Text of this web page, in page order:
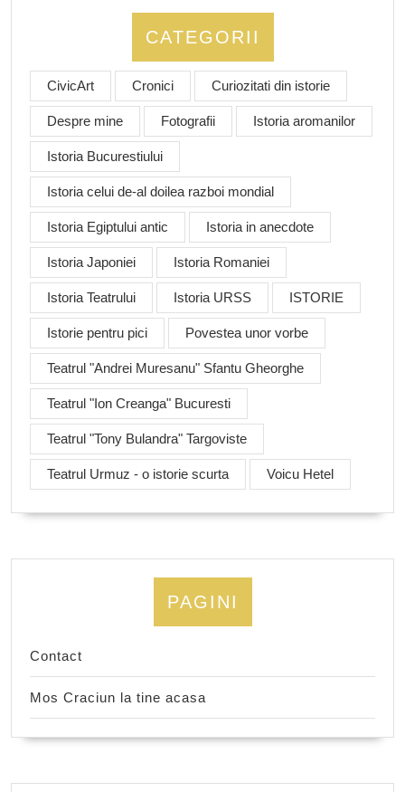
CATEGORII
CivicArt Cronici Curiozitati din istorie
Despre mine Fotografii Istoria aromanilor
Istoria Bucurestiului
Istoria celui de-al doilea razboi mondial
Istoria Egiptului antic Istoria in anecdote
Istoria Japoniei Istoria Romaniei
Istoria Teatrului Istoria URSS ISTORIE
Istorie pentru pici Povestea unor vorbe
Teatrul "Andrei Muresanu" Sfantu Gheorghe
Teatrul "Ion Creanga" Bucuresti
Teatrul "Tony Bulandra" Targoviste
Teatrul Urmuz - o istorie scurta Voicu Hetel
PAGINI
Contact
Mos Craciun la tine acasa